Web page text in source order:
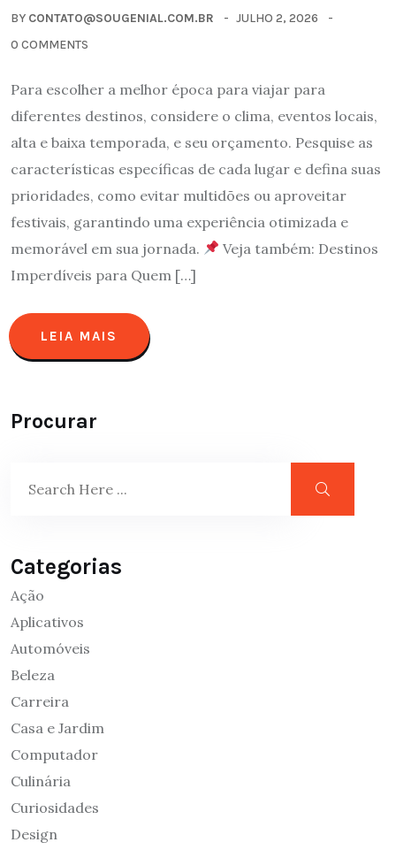
BY CONTATO@SOUGENIAL.COM.BR
JULHO 2, 2026
0 COMMENTS
Para escolher a melhor época para viajar para
diferentes destinos, considere o clima, eventos locais,
alta e baixa temporada, e seu orçamento. Pesquise as
características específicas de cada lugar e defina suas
prioridades, como evitar multidões ou aproveitar
festivais, garantindo uma experiência otimizada e
memorável em sua jornada.
Veja também: Destinos
Imperdíveis para Quem […]
LEIA MAIS
Procurar
Categorias
Ação
Aplicativos
Automóveis
Beleza
Carreira
Casa e Jardim
Computador
Culinária
Curiosidades
Design